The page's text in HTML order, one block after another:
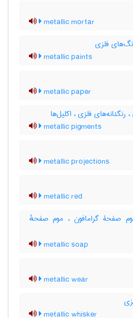
metallic mortar
فلزی
metallic paints
metallic paper
رنگدانه‌های فلزی ، اکلیل‌ها
metallic pigments
metallic projections
metallic red
صفحۀ گرامافون ، موم صفحهٔ
metallic soap
metallic wear
metallic whisker